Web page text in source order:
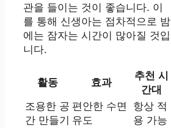
관을 들이는 것이 좋습니다. 이
를 통해 신생아는 점차적으로 밤
에는 잠자는 시간이 많아질 것입
니다.
활동 효과
추천 시
간대
조용한 공
간 만들기
편안한 수면
유도
항상 적
용 가능